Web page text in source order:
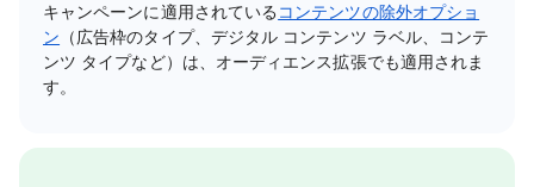
キャンペーンに適用されている コンテンツの除外オプショ
ン （広告枠のタイプ、デジタル コンテンツ ラベル、コンテ
ンツ タイプなど）は、オーディエンス拡張でも適用されま
す。